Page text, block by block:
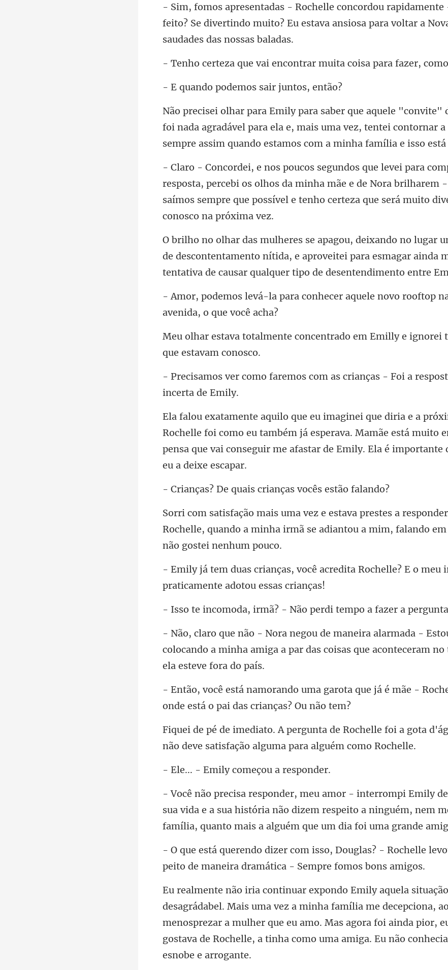
feito? Se divertindo muito? Eu estava ansiosa
encontrar muita coisa
odemos sair
foi nada agradável para ela e, mais uma vez, tentei contornar a
percebi os olhos da minha mãe e de Nora brilharem
saímos sempre que
de descontentamento nítida, e aproveitei para esmagar ainda
nhecer aquele novo rooftop
entrado em Emilly e ignorei
com as crianças - Foi a resp
helle foi como eu também já esperava. Mamãe está muito
pensa que vai
ais crianças você
Rochelle, quando a minha irmã se adiant
acredita Rochelle? E o meu
rmã? - Não perdi temp
colocando a minha amiga a par das coisas
que já é mãe -
on
elle foi a gota
não dev
mily começou
sua vida e a sua história não dizem respeito a ninguém, nem
las? - Rochelle
peito de ma
família me decepciona,
menosprezar a mulher que eu amo. Mas agora foi ainda pior,